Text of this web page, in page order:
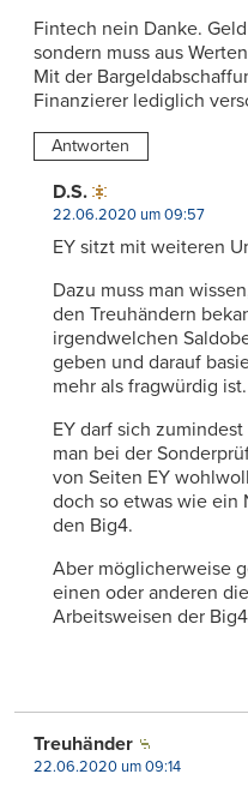
Fintech nein Danke.
sondern muss aus
Mit der
Finanzierer lediglich
Antworten
D.S.
22.06.2020 um 09:57
EY sitzt mit weiteren
Dazu muss man
den Treuhändern
irgendwelchen
geben und darauf
mehr als fragwürdig ist.
EY darf sich
man bei der
von Seiten EY
doch so etwas wie ein
den Big4.
Aber möglicherweise
einen oder anderen
Arbeitsweisen der
Treuhänder
22.06.2020 um 09:14